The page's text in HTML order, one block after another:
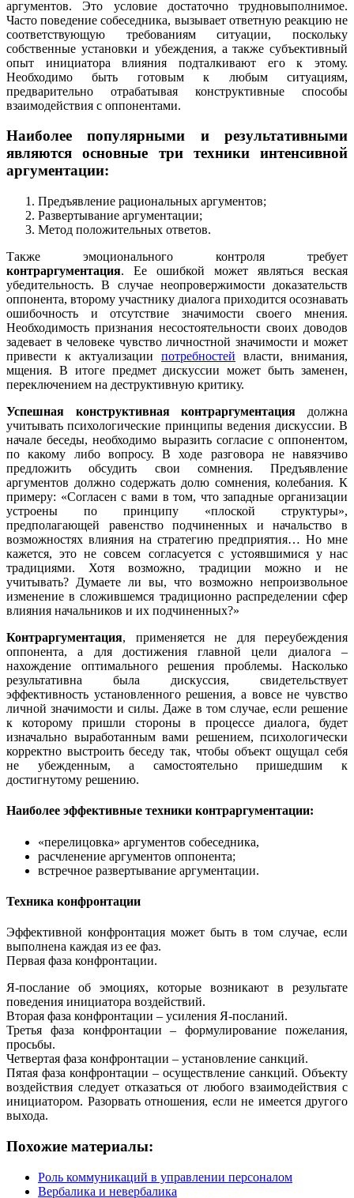
аргументов. Это условие достаточно трудновыполнимое.
Часто поведение собеседника, вызывает ответную реакцию не
соответствующую требованиям ситуации, поскольку
собственные установки и убеждения, а также субъективный
опыт инициатора влияния подталкивают его к этому.
Необходимо быть готовым к любым ситуациям,
предварительно отрабатывая конструктивные способы
взаимодействия с оппонентами.
Наиболее популярными и результативными
являются основные три техники интенсивной
аргументации:
Предъявление рациональных аргументов;
Развертывание аргументации;
Метод положительных ответов.
Также эмоционального контроля требует
контраргументация. Ее ошибкой может являться веская
убедительность. В случае неопровержимости доказательств
оппонента, второму участнику диалога приходится осознавать
ошибочность и отсутствие значимости своего мнения.
Необходимость признания несостоятельности своих доводов
задевает в человеке чувство личностной значимости и может
привести к актуализации потребностей власти, внимания,
мщения. В итоге предмет дискуссии может быть заменен,
переключением на деструктивную критику.
Успешная конструктивная контраргументация должна
учитывать психологические принципы ведения дискуссии. В
начале беседы, необходимо выразить согласие с оппонентом,
по какому либо вопросу. В ходе разговора не навязчиво
предложить обсудить свои сомнения. Предъявление
аргументов должно содержать долю сомнения, колебания. К
примеру: «Согласен с вами в том, что западные организации
устроены по принципу «плоской структуры»,
предполагающей равенство подчиненных и начальство в
возможностях влияния на стратегию предприятия… Но мне
кажется, это не совсем согласуется с устоявшимися у нас
традициями. Хотя возможно, традиции можно и не
учитывать? Думаете ли вы, что возможно непроизвольное
изменение в сложившемся традиционно распределении сфер
влияния начальников и их подчиненных?»
Контраргументация, применяется не для переубеждения
оппонента, а для достижения главной цели диалога –
нахождение оптимального решения проблемы. Насколько
результативна была дискуссия, свидетельствует
эффективность установленного решения, а вовсе не чувство
личной значимости и силы. Даже в том случае, если решение
к которому пришли стороны в процессе диалога, будет
изначально выработанным вами решением, психологически
корректно выстроить беседу так, чтобы объект ощущал себя
не убежденным, а самостоятельно пришедшим к
достигнутому решению.
Наиболее эффективные техники контраргументации:
«перелицовка» аргументов собеседника,
расчленение аргументов оппонента;
встречное развертывание аргументации.
Техника конфронтации
Эффективной конфронтация может быть в том случае, если
выполнена каждая из ее фаз.
Первая фаза конфронтации.
Я-послание об эмоциях, которые возникают в результате
поведения инициатора воздействий.
Вторая фаза конфронтации – усиления Я-посланий.
Третья фаза конфронтации – формулирование пожелания,
просьбы.
Четвертая фаза конфронтации – установление санкций.
Пятая фаза конфронтации – осуществление санкций. Объекту
воздействия следует отказаться от любого взаимодействия с
инициатором. Разорвать отношения, если не имеется другого
выхода.
Похожие материалы:
Роль коммуникаций в управлении персоналом
Вербалика и невербалика